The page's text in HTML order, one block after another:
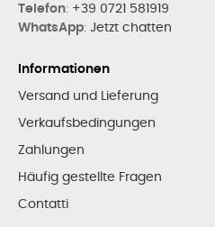
Telefon: +39 0721 581919
WhatsApp: Jetzt chatten
Informationen
Versand und Lieferung
Verkaufsbedingungen
Zahlungen
Häufig gestellte Fragen
Contatti